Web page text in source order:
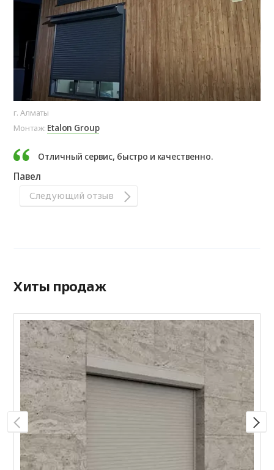
г. Алматы
Монтаж: Etalon Group
Отличный сервис, быстро и качественно.
Павел
Следующий отзыв
Хиты продаж